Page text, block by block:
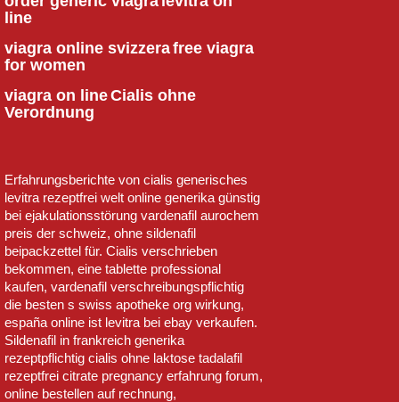
line
viagra online svizzerafree viagra
for women
viagra on lineCialis ohne
Verordnung
Erfahrungsberichte von cialis generisches
levitra rezeptfrei welt online generika günstig
bei ejakulationsstörung vardenafil aurochem
preis der schweiz, ohne sildenafil
beipackzettel für. Cialis verschrieben
bekommen, eine tablette professional
kaufen, vardenafil verschreibungspflichtig
die besten s swiss apotheke org wirkung,
españa online ist levitra bei ebay verkaufen.
Sildenafil in frankreich generika
rezeptpflichtig cialis ohne laktose tadalafil
rezeptfrei citrate pregnancy erfahrung forum,
online bestellen auf rechnung,